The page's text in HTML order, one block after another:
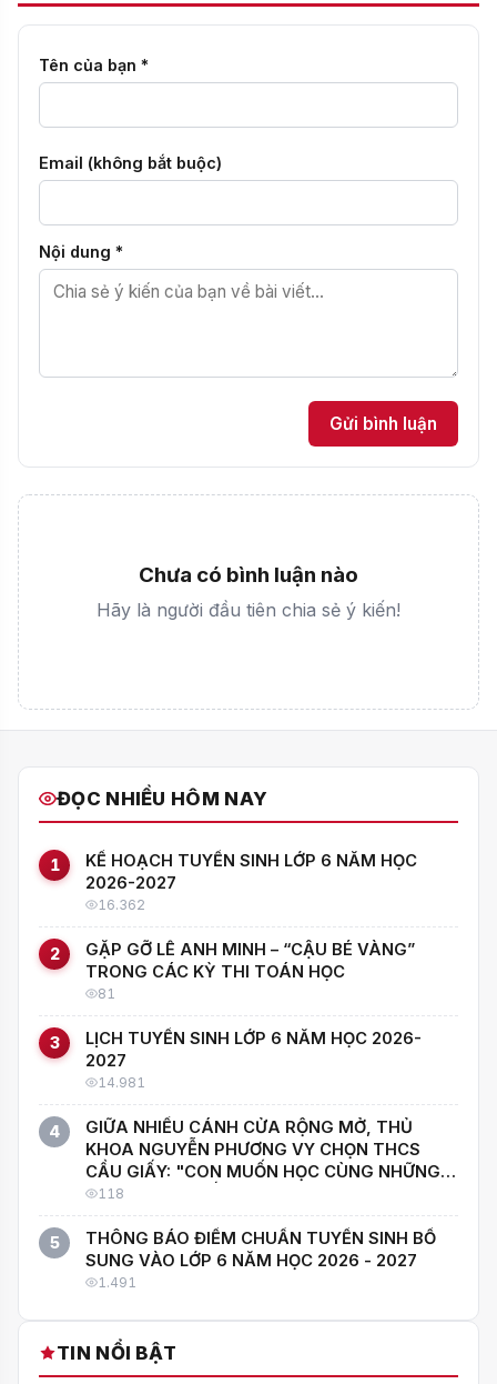
Tên của bạn *
Email (không bắt buộc)
Nội dung *
Gửi bình luận
Chưa có bình luận nào
Hãy là người đầu tiên chia sẻ ý kiến!
ĐỌC NHIỀU HÔM NAY
1
KẾ HOẠCH TUYỂN SINH LỚP 6 NĂM HỌC
2026-2027
16.362
2
GẶP GỠ LÊ ANH MINH – “CẬU BÉ VÀNG”
TRONG CÁC KỲ THI TOÁN HỌC
81
3
LỊCH TUYỂN SINH LỚP 6 NĂM HỌC 2026-
2027
14.981
4
GIỮA NHIỀU CÁNH CỬA RỘNG MỞ, THỦ
KHOA NGUYỄN PHƯƠNG VY CHỌN THCS
CẦU GIẤY: "CON MUỐN HỌC CÙNG NHỮNG
NGƯỜI GIỎI NHẤT!"
118
5
THÔNG BÁO ĐIỂM CHUẨN TUYỂN SINH BỔ
SUNG VÀO LỚP 6 NĂM HỌC 2026 - 2027
1.491
TIN NỔI BẬT